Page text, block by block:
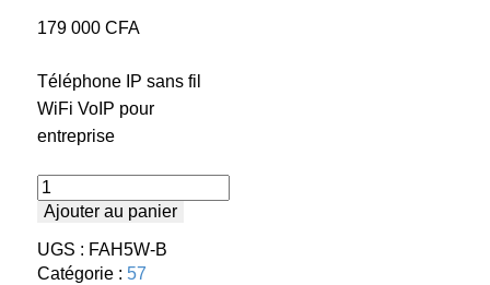
179 000CFA
Téléphone IP sans fil
WiFi VoIP pour
entreprise
quantité
de
FANVIL
H5W
(Blanc)
Ajouter au panier
UGS : FAH5W-B
Catégorie : 57